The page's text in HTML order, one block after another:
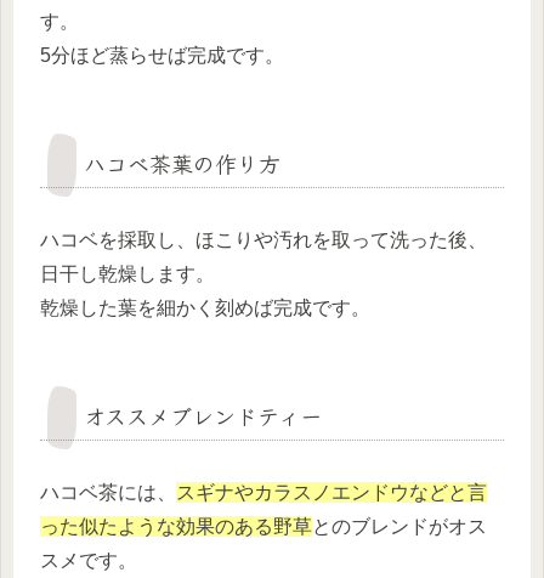
す。
5分ほど蒸らせば完成です。
ハコベ茶葉の作り方
ハコベを採取し、ほこりや汚れを取って洗った後、
日干し乾燥します。
乾燥した葉を細かく刻めば完成です。
オススメブレンドティー
ハコベ茶には、
スギナやカラスノエンドウなどと言
った似たような効果のある野草とのブレンドがオス
スメです。